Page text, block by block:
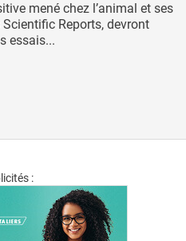
mené chez l’animal et ses
Reports, devront
essais...
: